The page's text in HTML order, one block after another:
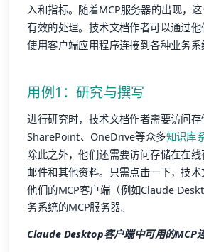
入和指标。随着MCP服务器的出现，
有效的处理。技术文档作者可以通过他
使用客户端应用程序连接到各种业务系
用例1：研究与撰写
进行研究时，技术文档作者需要访问存
SharePoint、OneDrive等众多知识库
除此之外，他们还需要访问存储在在
邮件和其他资料。只需点击一下，技
他们的MCP客户端（例如Claude
务系统的MCP服务器。
Claude Desktop客户端中可用的MCP